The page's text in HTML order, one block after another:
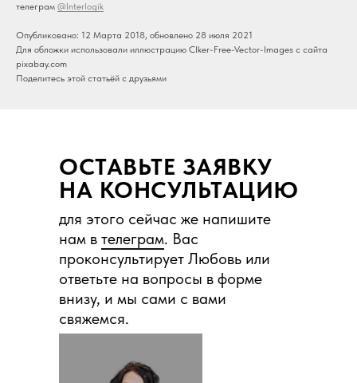
телеграм @Interlogik
Опубликовано: 12 Марта 2018, обновлено 28 июля 2021
Для обложки использовали иллюстрацию Clker-Free-Vector-Images с сайта
pixabay.com
Поделитесь этой статьёй с друзьями
для этого сейчас же напишите
нам в телеграм. Вас
проконсультирует Любовь или
ответьте на вопросы в форме
внизу, и мы сами с вами
свяжемся.
ОСТАВЬТЕ ЗАЯВКУ
НА КОНСУЛЬТАЦИЮ